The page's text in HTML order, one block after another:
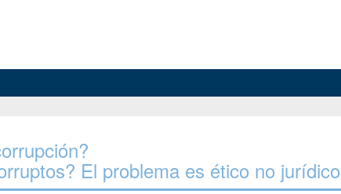
El problema es ético no jurídico